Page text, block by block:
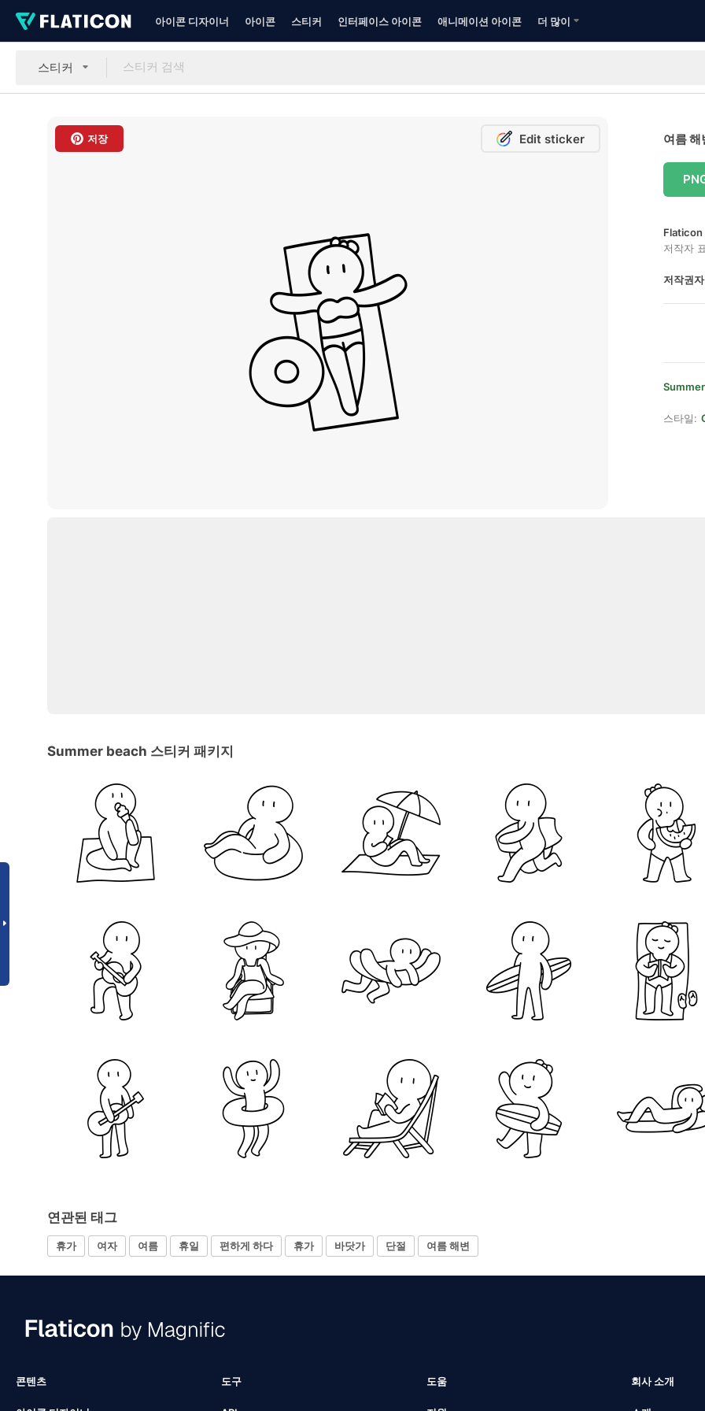
아이콘 디자이너 아이콘 스티커 인터페이스 아이콘 애니메이션 아이콘 더 많이
스티커
저장 Edit sticker 여름 해
Flaticon
저작자
저작권
스타일:
Summer beach 스티커 패키지
연관된 태그
휴가 여자 여름 휴일 편하게 하다 휴가 바닷가 단절 여름 해변
콘텐츠 도구 도움 회사 소개